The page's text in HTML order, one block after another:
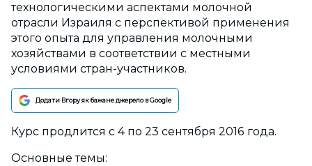
технологическими аспектами молочной
отрасли Израиля с перспективой применения
этого опыта для управления молочными
хозяйствами в соответствии с местными
условиями стран-участников.
Додати Вгору як бажане джерело в Google
Курс продлится с 4 по 23 сентября 2016 года.
Основные темы: